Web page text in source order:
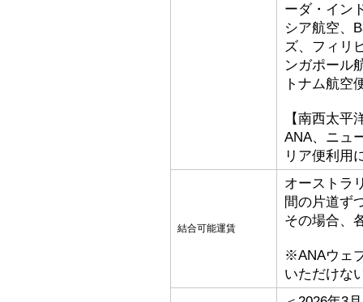
ーダ・イン
シア航空、
ズ、フィリ
ンガポール
トナム航空
【南西太平
ANA、ニュ
リア便利用
結合可能運賃
オーストラ
間の片道ず
その場合、
※ANAウェ
いただけな